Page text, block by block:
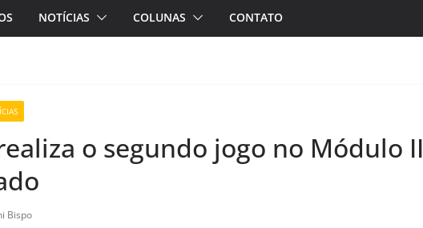
NOTÍCIAS COLUNAS CONTATO
o segundo jogo no Módulo II
Bispo